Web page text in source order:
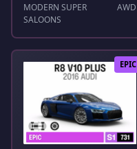
MODERN SUPER
SALOONS
AWD
EPIC